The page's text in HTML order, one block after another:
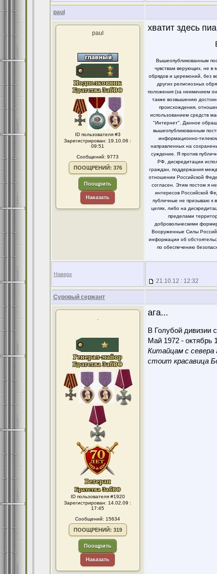
paul
paul
ID пользователя #3
Зарегистрирован: 19.10.06 :
09:51
Сообщений: 9773
ПООЩРЕНИЙ: 376
Поощрить
Наказать
хватит здесь
Вышеопубликованным
чувствам верующих, не в
обрядов и церемоний, без
других религиозных
положения (за неимением
также возвышению
происхождения,
использованием средств
"Интернет". Данное
вышеопубликованным
информационно-
направленных на
суждение. Я против
РФ, дискредитации
граждан, поддержания
отношении Российской
согласен. Этим постом я
интересов Российской
публичные не призываю к
целях, либо на
пределами
добровольческими
Вооруженные Силы
информации об
по обеспечению
Наверх
21.10.12 : 12:32
Суровый сержант
.
ID пользователя #1920
Зарегистрирован: 14.02.09 :
17:45
Сообщений: 15634
ПООЩРЕНИЙ: 319
Поощрить
Наказать
ага...
В Голубой дивизии
Май 1972 - октябрь
Китайцам с севера
стоит красавица